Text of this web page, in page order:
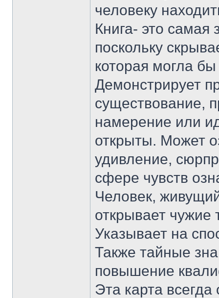
человеку
Книга- это самая
поскольку
которая могла
Демонстрирует
существование,
намерение или
открыты. Может
удивление,
сфере чувств
Человек,
открывает
Указывает на
Также тайные
повышение
Эта карта